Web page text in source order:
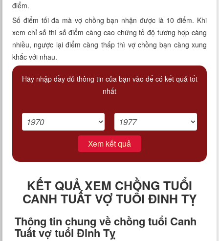
điểm.
Số điểm tối đa mà vợ chồng bạn nhận được là 10 điểm. Khi
xem chỉ số thì số điểm càng cao chứng tỏ độ tương hợp càng
nhiều, ngược lại điểm càng thấp thì vợ chồng bạn càng xung
khắc với nhau.
Hãy nhập đầy đủ thông tin của bạn vào để có kết quả tốt
nhất
Xem kết quả
KẾT QUẢ XEM CHỒNG TUỔI
CANH TUẤT VỢ TUỔI ĐINH TỴ
Thông tin chung về chồng tuổi Canh
Tuất vợ tuổi Đinh Tỵ